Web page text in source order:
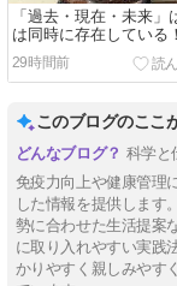
「過去・現在・未来」
は同時に存在している
29時間前
このブログのここ
科学と
免疫力向上や健康管理
した情報を提供します
勢に合わせた生活提案
に取り入れやすい実践
かりやすく親しみやす